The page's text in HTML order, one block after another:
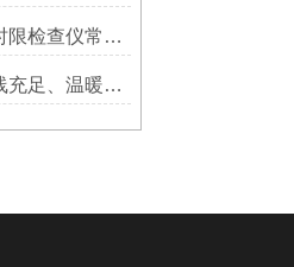
快收藏！自动融变时限检查仪常见故障的对应解决妙招
压片机应安装在光线充足、温暖、干燥和清洁的地方